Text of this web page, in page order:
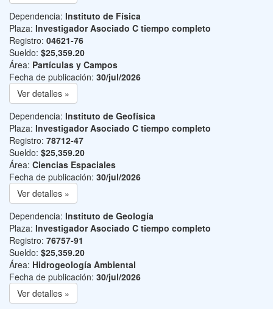
Dependencia: Instituto de Física
Plaza: Investigador Asociado C tiempo completo
Registro: 04621-76
Sueldo: $25,359.20
Área: Partículas y Campos
Fecha de publicación: 30/jul/2026
Ver detalles »
Dependencia: Instituto de Geofísica
Plaza: Investigador Asociado C tiempo completo
Registro: 78712-47
Sueldo: $25,359.20
Área: Ciencias Espaciales
Fecha de publicación: 30/jul/2026
Ver detalles »
Dependencia: Instituto de Geología
Plaza: Investigador Asociado C tiempo completo
Registro: 76757-91
Sueldo: $25,359.20
Área: Hidrogeología Ambiental
Fecha de publicación: 30/jul/2026
Ver detalles »